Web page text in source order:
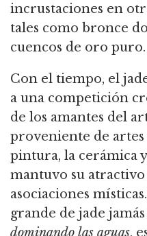
incrustaciones en
tales como bronce
cuencos de oro puro.
Con el tiempo, el
a una competición
de los amantes del
proveniente de
pintura, la cerámica
mantuvo su atractivo
asociaciones
grande de jade
dominando las aguas,